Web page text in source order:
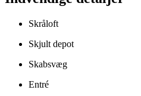
Skråloft
Skjult depot
Skabsvæg
Entré